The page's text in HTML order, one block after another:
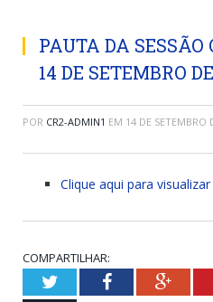
PAUTA DA
14 DE SETEMBRO
POR CR2-ADMIN1 EM 14 DE SETEMBRO
Clique aqui para visualizar
COMPARTILHAR:
TwitterFacebook